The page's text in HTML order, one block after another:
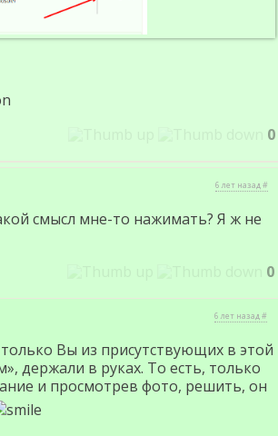
0
6 лет назад #
смысл мне-то нажимать? Я ж не
0
6 лет назад #
Вы из присутствующих в этой
держали в руках. То есть, только
и просмотрев фото, решить, он